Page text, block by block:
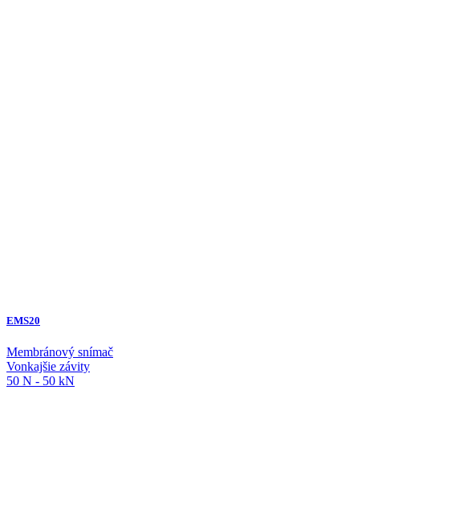
EMS20
Membránový snímač
Vonkajšie závity
50 N - 50 kN